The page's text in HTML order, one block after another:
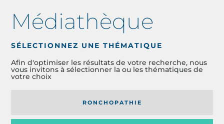
Médiathèque
SÉLECTIONNEZ UNE THÉMATIQUE
Afin d'optimiser les résultats de votre recherche, nous
vous invitons à sélectionner la ou les thématiques de
votre choix
RONCHOPATHIE